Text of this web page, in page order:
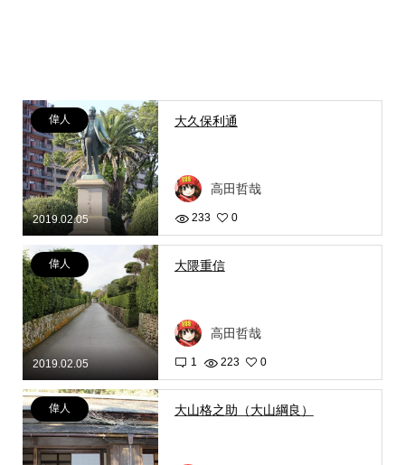
2019.02.05
偉人 大久保利通
高田哲哉
233 0
2019.02.05
偉人 大隈重信
高田哲哉
1 223 0
偉人 大山格之助（大山綱良）